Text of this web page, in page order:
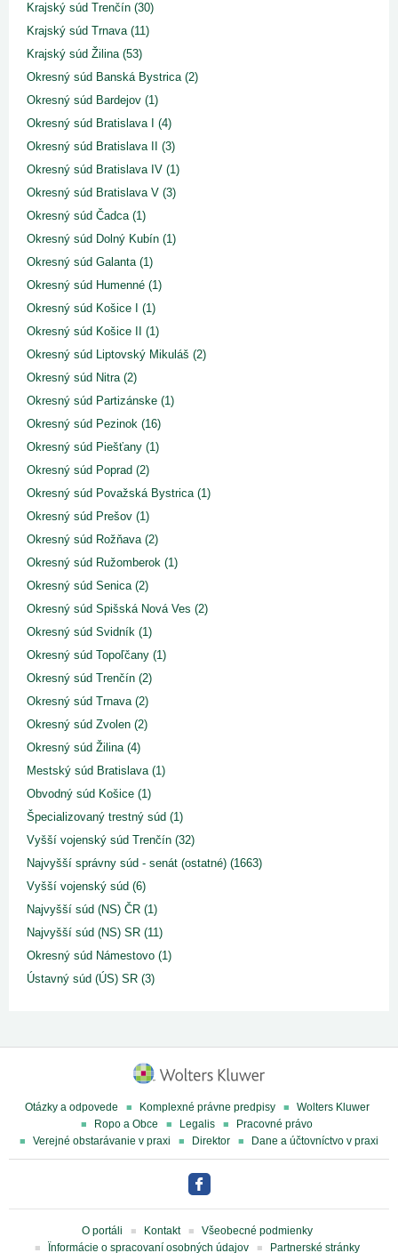
Krajský súd Trenčín (30)
Krajský súd Trnava (11)
Krajský súd Žilina (53)
Okresný súd Banská Bystrica (2)
Okresný súd Bardejov (1)
Okresný súd Bratislava I (4)
Okresný súd Bratislava II (3)
Okresný súd Bratislava IV (1)
Okresný súd Bratislava V (3)
Okresný súd Čadca (1)
Okresný súd Dolný Kubín (1)
Okresný súd Galanta (1)
Okresný súd Humenné (1)
Okresný súd Košice I (1)
Okresný súd Košice II (1)
Okresný súd Liptovský Mikuláš (2)
Okresný súd Nitra (2)
Okresný súd Partizánske (1)
Okresný súd Pezinok (16)
Okresný súd Piešťany (1)
Okresný súd Poprad (2)
Okresný súd Považská Bystrica (1)
Okresný súd Prešov (1)
Okresný súd Rožňava (2)
Okresný súd Ružomberok (1)
Okresný súd Senica (2)
Okresný súd Spišská Nová Ves (2)
Okresný súd Svidník (1)
Okresný súd Topoľčany (1)
Okresný súd Trenčín (2)
Okresný súd Trnava (2)
Okresný súd Zvolen (2)
Okresný súd Žilina (4)
Mestský súd Bratislava (1)
Obvodný súd Košice (1)
Špecializovaný trestný súd (1)
Vyšší vojenský súd Trenčín (32)
Najvyšší správny súd - senát (ostatné) (1663)
Vyšší vojenský súd (6)
Najvyšší súd (NS) ČR (1)
Najvyšší súd (NS) SR (11)
Okresný súd Námestovo (1)
Ústavný súd (ÚS) SR (3)
Otázky a odpovede Komplexné právne predpisy
Wolters Kluwer
Ropo a Obce
Legalis
Pracovné právo
Verejné obstarávanie v praxi
Direktor Dane a účtovníctvo v praxi
O portáli Kontakt
Všeobecné podmienky
Ïnformácie o spracovaní osobných údajov
Partnerské stránky